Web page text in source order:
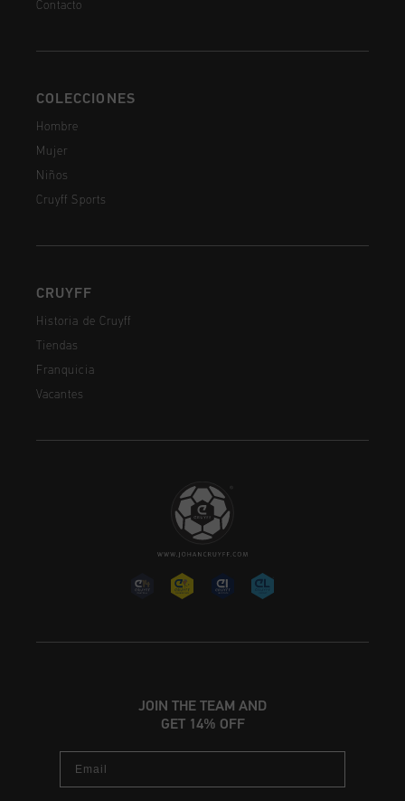
Contacto
COLECCIONES
Hombre
Mujer
Niños
Cruyff Sports
CRUYFF
Historia de Cruyff
Tiendas
Franquicia
Vacantes
JOIN THE TEAM AND
GET 14% OFF
Email